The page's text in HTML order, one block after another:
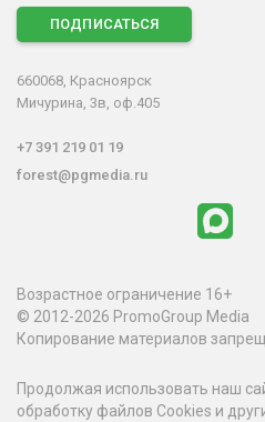
ПОДПИСАТЬСЯ
660068, Красноярск
Мичурина, 3в, оф.405
+7 391 219 01 19
forest@pgmedia.ru
Возрастное ограничение 16+
© 2012-2026 PromoGroup Media
Копирование материалов
Продолжая использовать наш
обработку файлов Cookies и